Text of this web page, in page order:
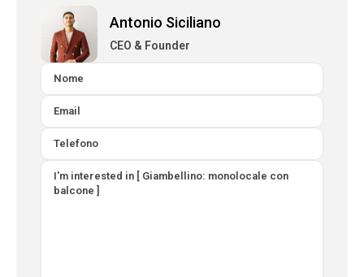
Antonio Siciliano
CEO & Founder